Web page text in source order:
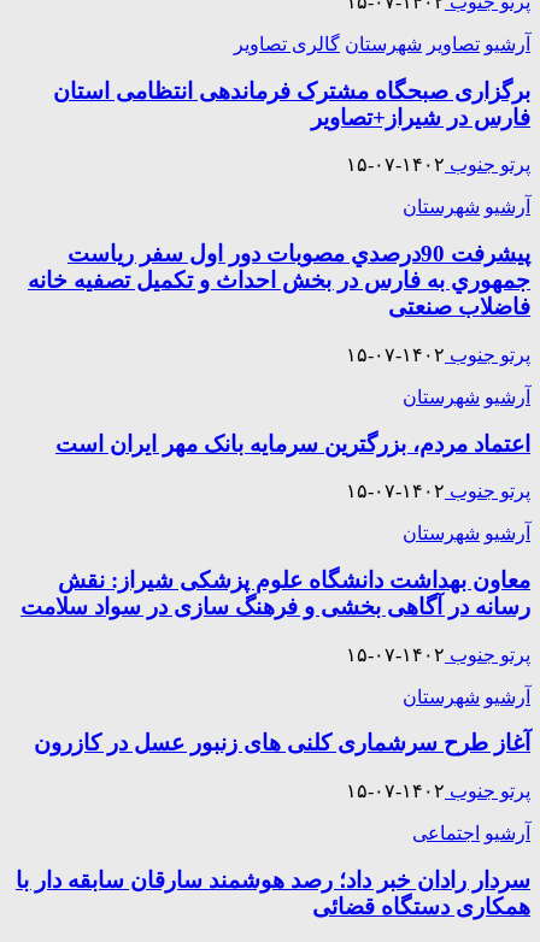
آرشیو تصاویر شهرستان گالری تصاویر
برگزاری صبحگاه مشترک فرماندهی انتظامی استان
فارس در شیراز+تصاویر
پرتو جنوب ۱۴۰۲-۰۷-۱۵
آرشیو شهرستان
پيشرفت 90درصدي مصوبات دور اول سفر رياست
جمهوري به فارس در بخش احداث و تكميل تصفيه خانه
فاضلاب صنعتی
پرتو جنوب ۱۴۰۲-۰۷-۱۵
آرشیو شهرستان
اعتماد مردم، بزرگترین سرمایه بانک مهر ایران است
پرتو جنوب ۱۴۰۲-۰۷-۱۵
آرشیو شهرستان
معاون بهداشت دانشگاه علوم پزشکی شیراز: نقش
رسانه در آگاهی بخشی و فرهنگ سازی در سواد سلامت
پرتو جنوب ۱۴۰۲-۰۷-۱۵
آرشیو شهرستان
آغاز طرح سرشماری کلنی های زنبور عسل در کازرون
پرتو جنوب ۱۴۰۲-۰۷-۱۵
آرشیو اجتماعی
سردار رادان خبر داد؛ رصد هوشمند سارقان سابقه دار با
همکاری دستگاه قضائی